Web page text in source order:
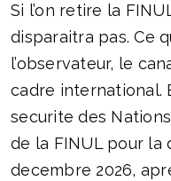
Si l’on retire la
disparaitra pas. Ce
l’observateur, le
cadre international.
securite des
de la FINUL pour la
decembre 2026,